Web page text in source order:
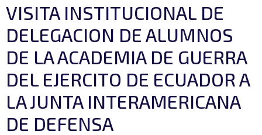
VISITA INSTITUCIONAL DE
DELEGACION DE ALUMNOS
DE LA ACADEMIA DE GUERRA
DEL EJERCITO DE ECUADOR A
LA JUNTA INTERAMERICANA
DE DEFENSA